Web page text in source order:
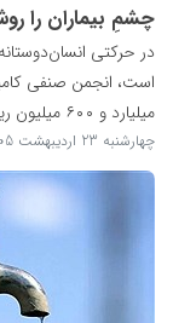
چشمِ بیماران را
در حرکتی
میلیارد و ۶۰۰ میلیون ریال (معادل ۲ میلیارد و ۶۰ میلیون تومان)، گامی بلند...
چهارشنبه 23 اردیبهشت 1405